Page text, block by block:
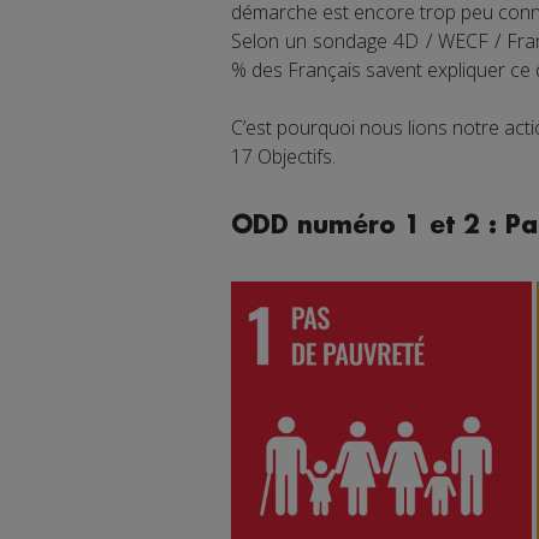
démarche est encore trop peu
Selon un sondage 4D / WECF /
% des Français savent expliquer
C’est pourquoi nous lions notre
17 Objectifs.
ODD numéro 1 et 2 :